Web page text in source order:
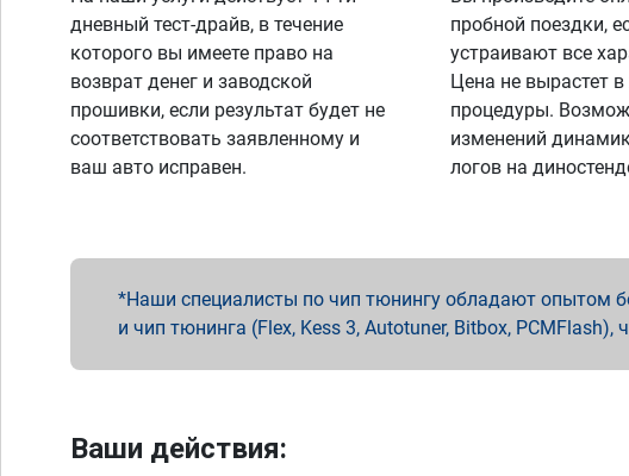
дневный тест-драйв, в течение
которого вы имеете право на
возврат денег и заводской
прошивки, если результат будет не
соответствовать заявленному и
ваш авто исправен.
пробной поездки,
устраивают все
Цена не вырастет в
процедуры.
изменений
логов на
Наши специалисты по чип тюнингу обладают опытом
и чип тюнинга (Flex, Kess 3, Autotuner, Bitbox,
Ваши действия: